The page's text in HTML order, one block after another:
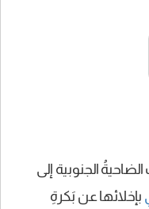
الجنوبية إلى
بإخلائها عن بَكرةِ